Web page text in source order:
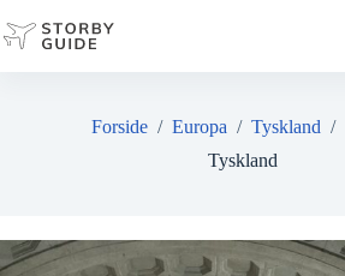
til
indhold
Forside /Europa /Tyskland /
Tyskland